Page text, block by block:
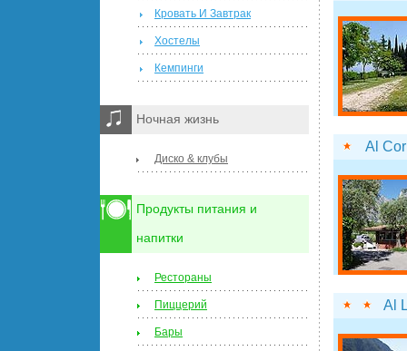
Al Cor
Al
Кровать И Завтрак
Хостелы
Кемпинги
Ночная жизнь
Диско & клубы
Продукты питания и
напитки
Рестораны
Пиццерий
Бары